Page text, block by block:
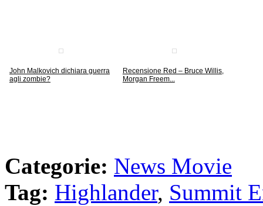
John Malkovich dichiara guerra
agli zombie?
Recensione Red – Bruce Willis,
Morgan Freem...
Categorie: News Movie
Tag: Highlander, Summit